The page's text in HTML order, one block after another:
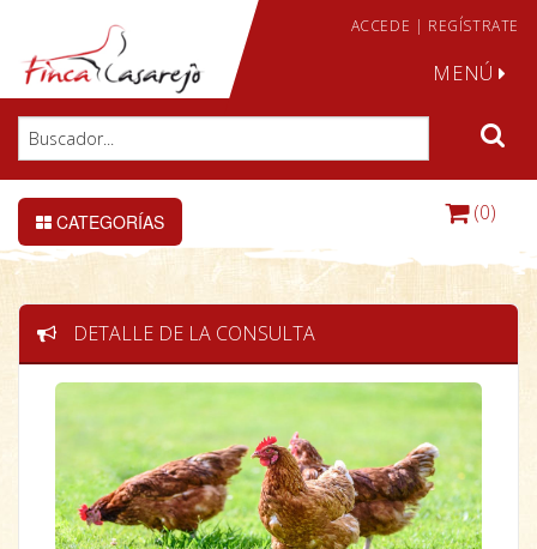
ACCEDE | REGÍSTRATE
MENÚ
CATEGORÍAS (0)
DETALLE DE LA CONSULTA